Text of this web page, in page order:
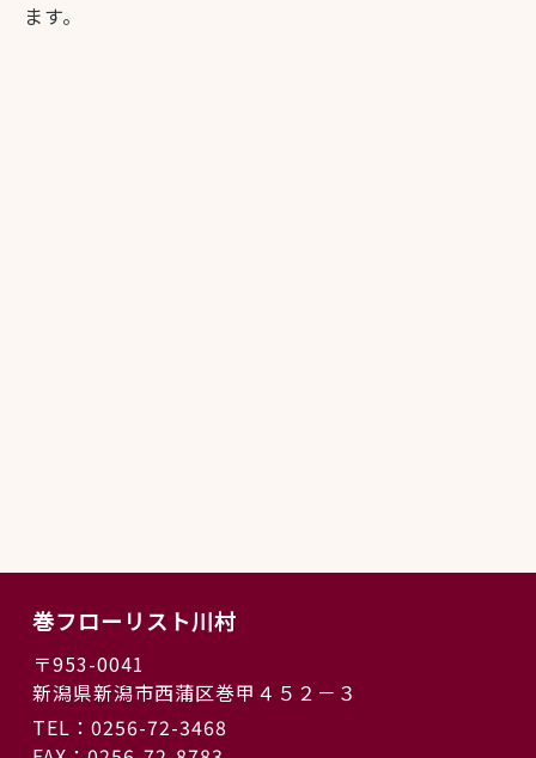
ます。
巻フローリスト川村
〒953-0041
新潟県新潟市西蒲区巻甲４５２－３
TEL：0256-72-3468